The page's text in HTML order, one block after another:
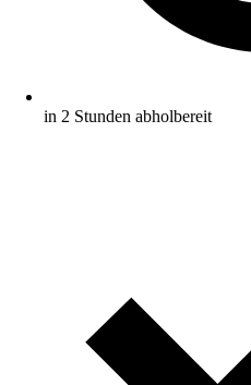
in 2 Stunden abholbereit